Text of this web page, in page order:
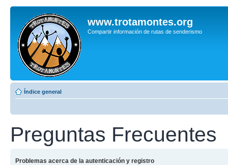
www.trotamontes.org
Compartir información de rutas de senderismo
Índice general
Preguntas Frecuentes
Problemas acerca de la autenticación y registro